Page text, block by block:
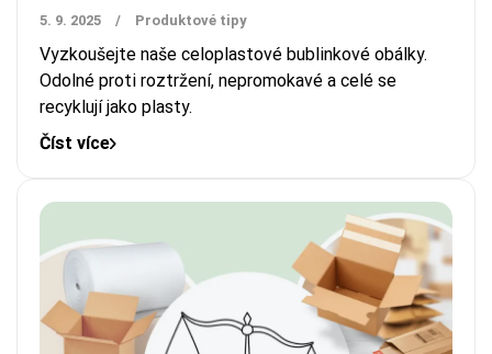
5. 9. 2025 / Produktové tipy
Vyzkoušejte naše celoplastové bublinkové obálky.
Odolné proti roztržení, nepromokavé a celé se
recyklují jako plasty.
Číst více